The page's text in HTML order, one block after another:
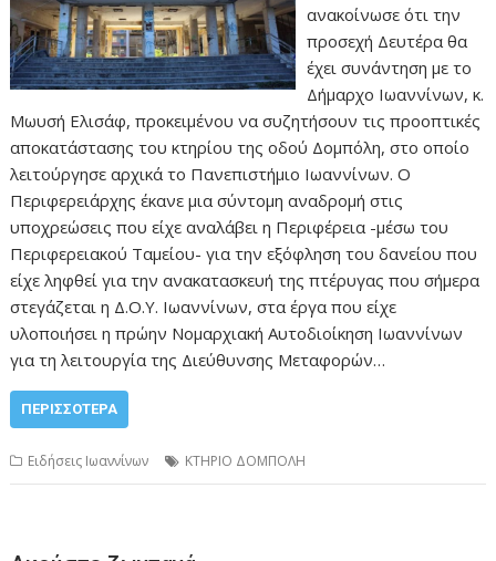
ανακοίνωσε ότι την
προσεχή Δευτέρα θα
έχει συνάντηση με το
Δήμαρχο Ιωαννίνων, κ.
Μωυσή Ελισάφ, προκειμένου να συζητήσουν τις προοπτικές
αποκατάστασης του κτηρίου της οδού Δομπόλη, στο οποίο
λειτούργησε αρχικά το Πανεπιστήμιο Ιωαννίνων. Ο
Περιφερειάρχης έκανε μια σύντομη αναδρομή στις
υποχρεώσεις που είχε αναλάβει η Περιφέρεια -μέσω του
Περιφερειακού Ταμείου- για την εξόφληση του δανείου που
είχε ληφθεί για την ανακατασκευή της πτέρυγας που σήμερα
στεγάζεται η Δ.Ο.Υ. Ιωαννίνων, στα έργα που είχε
υλοποιήσει η πρώην Νομαρχιακή Αυτοδιοίκηση Ιωαννίνων
για τη λειτουργία της Διεύθυνσης Μεταφορών…
ΠΕΡΙΣΣΌΤΕΡΑ
Ειδήσεις Ιωαννίνων ΚΤΗΡΙΟ ΔΟΜΠΟΛΗ